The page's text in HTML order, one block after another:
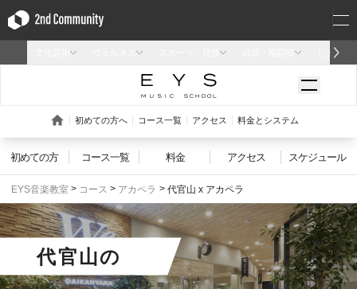
初めての方 コース一覧 料金 アクセス スケジュール
EYS音楽教室 コース アカペラ 代官山 x アカペラ
代官山の